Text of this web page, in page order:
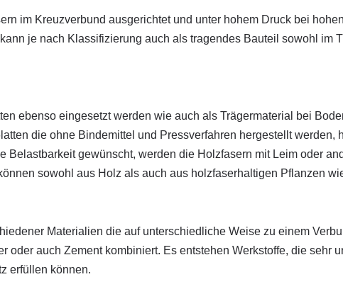
im Kreuzverbund ausgerichtet und unter hohem Druck bei
je nach Klassifizierung auch als tragendes Bauteil sowohl im
ebenso eingesetzt werden wie auch als Trägermaterial bei
die ohne Bindemittel und Pressverfahren hergestellt
Belastbarkeit gewünscht, werden die Holzfasern mit Leim oder
sowohl aus Holz als auch aus holzfaserhaltigen Pflanzen
Materialien die auf unterschiedliche Weise zu einem
oder auch Zement kombiniert. Es entstehen Werkstoffe, die sehr
erfüllen können.